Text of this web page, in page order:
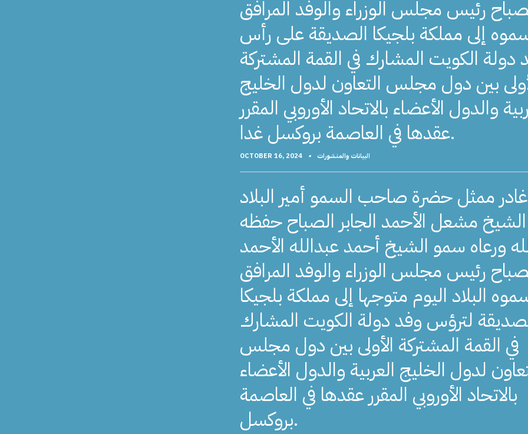
رئيس مجلس الوزراء والوفد المرافق
إلى مملكة بلجيكا الصديقة على رأس
دولة الكويت المشارك في القمة المشتركة
بين دول مجلس التعاون لدول الخليج
والدول الأعضاء بالاتحاد الأوروبي المقرر
عقدها في العاصمة بروكسل غدا.
OCTOBER 16, 2024 • البيانات والمنشورات
غادر ممثل حضرة صاحب السمو أمير البلاد
الشيخ مشعل الأحمد الجابر الصباح حفظه
ورعاه سمو الشيخ أحمد عبدالله الأحمد
رئيس مجلس الوزراء والوفد المرافق
البلاد اليوم متوجها إلى مملكة بلجيكا
لترؤس وفد دولة الكويت المشارك
في القمة المشتركة الأولى بين دول مجلس
لدول الخليج العربية والدول الأعضاء
بالاتحاد الأوروبي المقرر عقدها في العاصمة
بروكسل.